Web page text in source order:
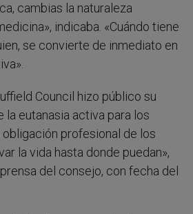
cambias la naturaleza
indicaba. «Cuándo tiene
se convierte de inmediato en
Council hizo público su
la eutanasia activa para los
obligación profesional de los
la vida hasta donde puedan»,
del consejo, con fecha del